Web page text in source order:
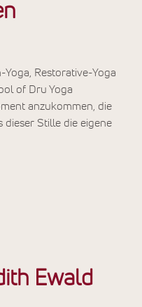
Yoga, Restorative-Yoga
of Dru Yoga
anzukommen, die
dieser Stille die eigene
Ewald